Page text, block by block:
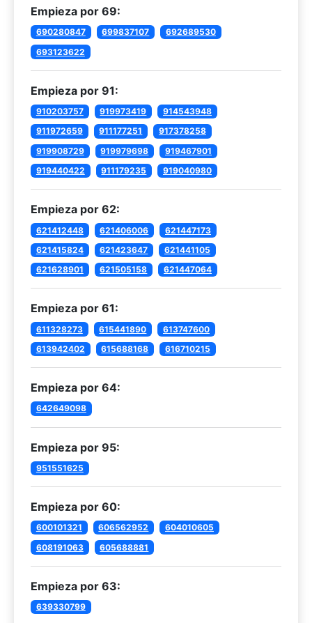
Empieza por 69:
690280847 699837107
692689530
693123622
Empieza por 91:
910203757 919973419
914543948
911972659
911177251
917378258
919908729
919979698
919467901
919440422
911179235 919040980
Empieza por 62:
621412448 621406006
621447173
621415824
621423647
621441105
621628901
621505158 621447064
Empieza por 61:
611328273 615441890
613747600
613942402
615688168 616710215
Empieza por 64:
642649098
Empieza por 95:
951551625
Empieza por 60:
600101321 606562952
604010605
608191063
605688881
Empieza por 63:
639330799